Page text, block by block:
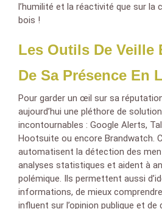
l’humilité et la réactivité que sur la
bois !
Les Outils De Veille
De Sa Présence En
Pour garder un œil sur sa
aujourd’hui une pléthore de
incontournables : Google Alerts,
Hootsuite ou encore Brandwatch.
automatisent la détection des
analyses statistiques et aident à
polémique. Ils permettent aussi
informations, de mieux
influent sur l’opinion publique et de